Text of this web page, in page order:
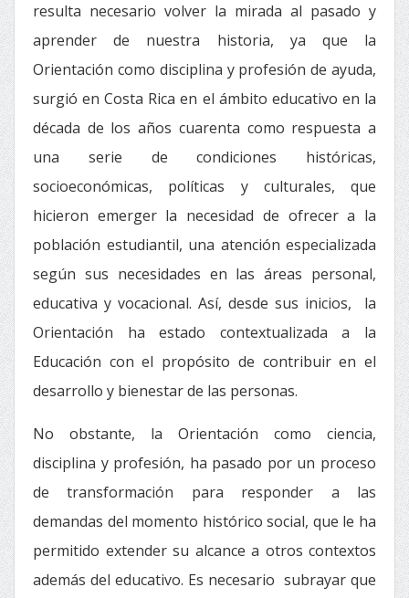
resulta necesario volver la mirada al pasado y
aprender de nuestra historia, ya que la
Orientación como disciplina y profesión de ayuda,
surgió en Costa Rica en el ámbito educativo en la
década de los años cuarenta como respuesta a
una serie de condiciones históricas,
socioeconómicas, políticas y culturales, que
hicieron emerger la necesidad de ofrecer a la
población estudiantil, una atención especializada
según sus necesidades en las áreas personal,
educativa y vocacional. Así, desde sus inicios, la
Orientación ha estado contextualizada a la
Educación con el propósito de contribuir en el
desarrollo y bienestar de las personas.
No obstante, la Orientación como ciencia,
disciplina y profesión, ha pasado por un proceso
de transformación para responder a las
demandas del momento histórico social, que le ha
permitido extender su alcance a otros contextos
además del educativo. Es necesario subrayar que